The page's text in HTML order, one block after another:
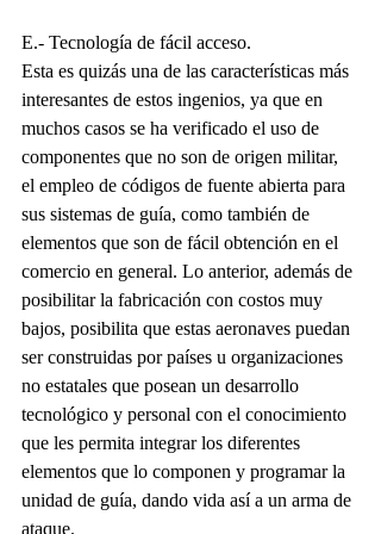
E.- Tecnología de fácil acceso.
Esta es quizás una de las características más
interesantes de estos ingenios, ya que en
muchos casos se ha verificado el uso de
componentes que no son de origen militar,
el empleo de códigos de fuente abierta para
sus sistemas de guía, como también de
elementos que son de fácil obtención en el
comercio en general. Lo anterior, además de
posibilitar la fabricación con costos muy
bajos, posibilita que estas aeronaves puedan
ser construidas por países u organizaciones
no estatales que posean un desarrollo
tecnológico y personal con el conocimiento
que les permita integrar los diferentes
elementos que lo componen y programar la
unidad de guía, dando vida así a un arma de
ataque.